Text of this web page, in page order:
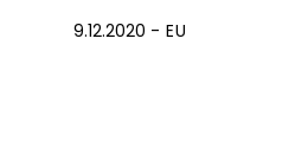
9.12.2020 EU